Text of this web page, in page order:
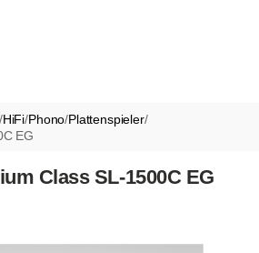
HiFi/Phono/Plattenspieler/
EG
Class SL-1500C EG